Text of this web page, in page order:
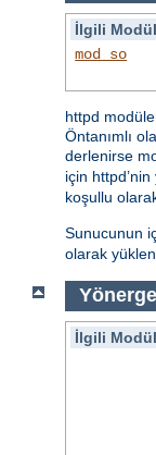
İlgili
mod_so
httpd
Öntanımlı
derlenirse
için
koşullu
Sunucunun
olarak
İlgili